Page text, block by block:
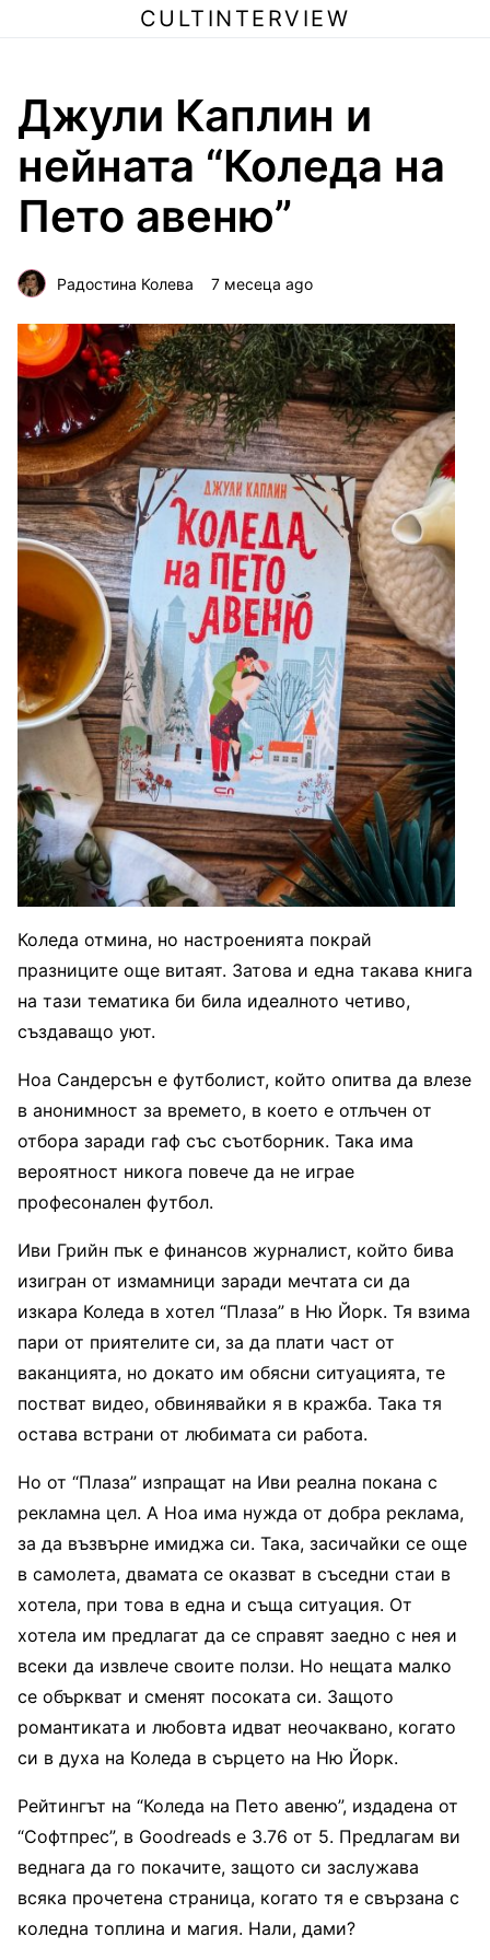
CULTINTERVIEW
Джули Каплин и
нейната “Коледа на
Пето авеню”
Радостина Колева 7 месеца ago
Коледа отмина, но настроенията покрай
празниците още витаят. Затова и една такава книга
на тази тематика би била идеалното четиво,
създаващо уют.
Ноа Сандерсън е футболист, който опитва да влезе
в анонимност за времето, в което е отлъчен от
отбора заради гаф със съотборник. Така има
вероятност никога повече да не играе
професонален футбол.
Иви Грийн пък е финансов журналист, който бива
изигран от измамници заради мечтата си да
изкара Коледа в хотел “Плаза” в Ню Йорк. Тя взима
пари от приятелите си, за да плати част от
ваканцията, но докато им обясни ситуацията, те
постват видео, обвинявайки я в кражба. Така тя
остава встрани от любимата си работа.
Но от “Плаза” изпращат на Иви реална покана с
рекламна цел. А Ноа има нужда от добра реклама,
за да възвърне имиджа си. Така, засичайки се още
в самолета, двамата се оказват в съседни стаи в
хотела, при това в една и съща ситуация. От
хотела им предлагат да се справят заедно с нея и
всеки да извлече своите ползи. Но нещата малко
се объркват и сменят посоката си. Защото
романтиката и любовта идват неочаквано, когато
си в духа на Коледа в сърцето на Ню Йорк.
Рейтингът на “Коледа на Пето авеню”, издадена от
“Софтпрес”, в Goodreads е 3.76 от 5. Предлагам ви
веднага да го покачите, защото си заслужава
всяка прочетена страница, когато тя е свързана с
коледна топлина и магия. Нали, дами?